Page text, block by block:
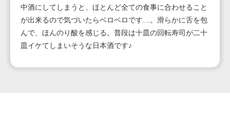
中酒にしてしまうと、ほとんど全ての食事に合わせること
が出来るので気づいたらベロベロです…。滑らかに舌を包
んで、ほんのり酸を感じる。普段は十皿の回転寿司が二十
皿イケてしまいそうな日本酒です♪